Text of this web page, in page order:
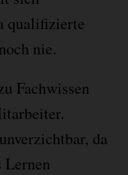
qualifizierte
nie.
Fachwissen
da
Lernen